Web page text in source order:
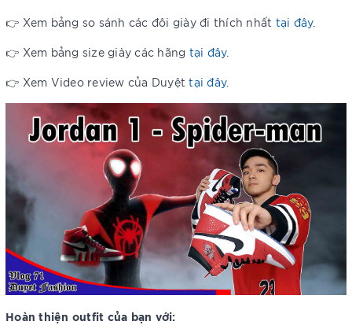
👉 Xem bảng so sánh các đôi giày đi thích nhất tại đây.
👉 Xem bảng size giày các hãng tại đây.
👉 Xem Video review của Duyệttại đây.
Hoàn thiện outfit của bạn với: